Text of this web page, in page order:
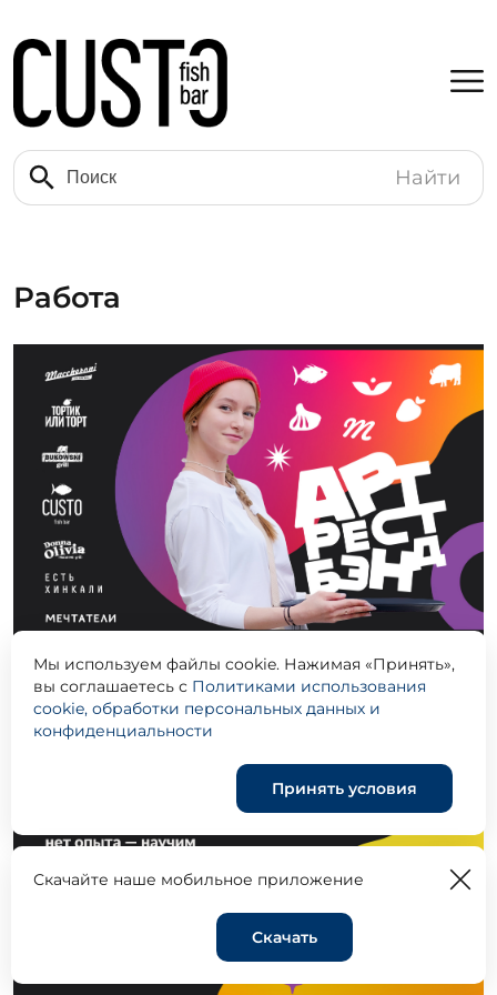
Найти
Работа
Мы используем файлы cookie. Нажимая «Принять»,
вы соглашаетесь с Политиками использования
cookie, обработки персональных данных и
конфиденциальности
Принять условия
Скачайте наше мобильное приложение
Скачать